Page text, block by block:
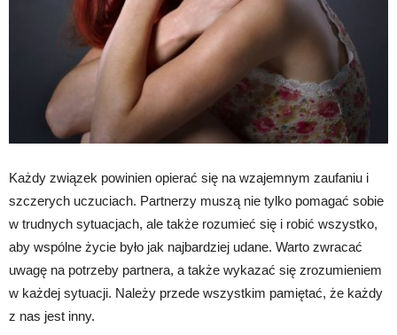
Każdy związek powinien opierać się na wzajemnym zaufaniu i
szczerych uczuciach. Partnerzy muszą nie tylko pomagać sobie
w trudnych sytuacjach, ale także rozumieć się i robić wszystko,
aby wspólne życie było jak najbardziej udane. Warto zwracać
uwagę na potrzeby partnera, a także wykazać się zrozumieniem
w każdej sytuacji. Należy przede wszystkim pamiętać, że każdy
z nas jest inny.